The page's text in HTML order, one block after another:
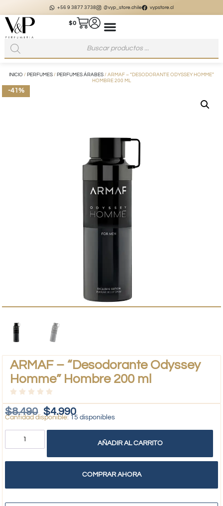
+56 9 3877 3738 @vyp_store.chile vypstore.cl
$0
INICIO / PERFUMES / PERFUMES ÁRABES / ARMAF – “DESODORANTE ODYSSEY HOMME”
HOMBRE 200 ML
-41%
ARMAF – “Desodorante Odyssey
Homme” Hombre 200 ml
$8.490 $4.99015 disponibles
AÑADIR AL CARRITO
COMPRAR AHORA